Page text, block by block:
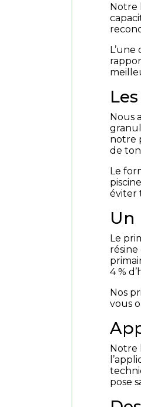
Notre
Nous
notre
de
Le
éviter
Un
Le
4 %
Nos
vous
Notre
pose